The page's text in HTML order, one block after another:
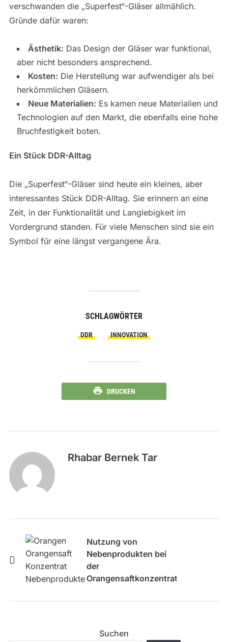
verschwanden die „Superfest“-Gläser allmählich.
Gründe dafür waren:
Ästhetik: Das Design der Gläser war funktional,
aber nicht besonders ansprechend.
Kosten: Die Herstellung war aufwendiger als bei
herkömmlichen Gläsern.
Neue Materialien: Es kamen neue Materialien und
Technologien auf den Markt, die ebenfalls eine hohe
Bruchfestigkeit boten.
Ein Stück DDR-Alltag
Die „Superfest“-Gläser sind heute ein kleines, aber
interessantes Stück DDR-Alltag. Sie erinnern an eine
Zeit, in der Funktionalität und Langlebigkeit im
Vordergrund standen. Für viele Menschen sind sie ein
Symbol für eine längst vergangene Ära.
SCHLAGWÖRTER
DDR INNOVATION
DRUCKEN
Rhabar Bernek Tar
Nutzung von
Nebenprodukten bei
der
Orangensaftkonzentratproduktion
Suchen